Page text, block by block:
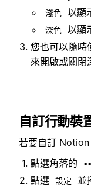
淺色 以顯
深色 以顯
您也可以隨時
來開啟或關閉
自訂行動裝
若要自訂 Notion
點選角落的
點選 設定 並